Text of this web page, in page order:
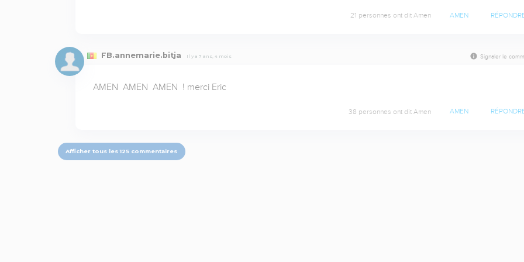
21 personnes ont dit Amen AMEN
FB.annemarie.bitja Il y a 7 ans, 4 mois Signaler le
AMEN  AMEN  AMEN  ! merci Eric
38 personnes ont dit Amen AMEN
Afficher tous les 125 commentaires